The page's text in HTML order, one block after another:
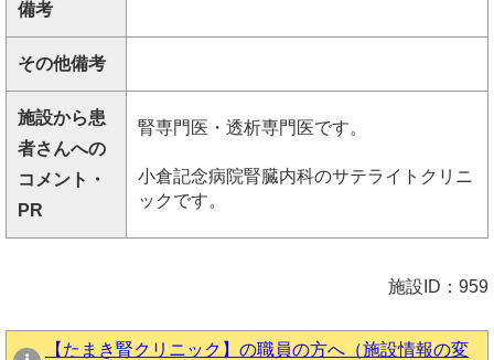
備考
その他備考
施設から患
者さんへの
コメント・
PR
腎専門医・透析専門医です。
小倉記念病院腎臓内科のサテライトクリニ
ックです。
施設ID：959
【たまき腎クリニック】の職員の方へ（施設情報の変